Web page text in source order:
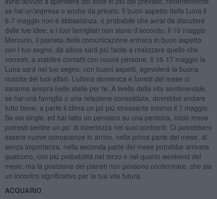
se hai un’impresa o anche da privato. Il buon aspetto della Luna il
6-7 maggio non é abbastanza, é probabile che avrai da discutere
delle tue idee, e i tuoi famigliari non siano d’accordo. Il 10 maggio
Mercurio, il pianeta della comunicazione entrerá in buon aspetto
con l tuo segno, da allora sará piú facile a realizzare quello che
vorresti, a stabilire contatti con nuove persone. Il 16-17 maggio la
Luna sará nel tuo segno, con buoni aspetti, agevolerá la buona
riuscita dei tuoi affari. L’ultima domenica e lunedi del mese ci
saranno ancora belle stelle per te. A livello della vita sentimentale,
se hai una famiglia o una relazione consolidata, dovrebbe andare
tutto bene, a parte il clima un pó piú stressante intorno il 7 maggio.
Se sei single, ed hai fatto un pensiero su una persona, inizio mese
potresti sentire un po’ di incertezza nei suoi confronti. Ci potrebbero
essere nuove conoscenze in arrivo, nella prima parte del mese, di
senza importanza, nella seconda parte del mese potrebbe arrivare
qualcuno, con piú probabilitá nel terzo o nel quarto weekend del
mese, ma la posizione dei pianeti non possono confermare, che sia
un incontro significativo per la tua vita futura.
ACQUARIO